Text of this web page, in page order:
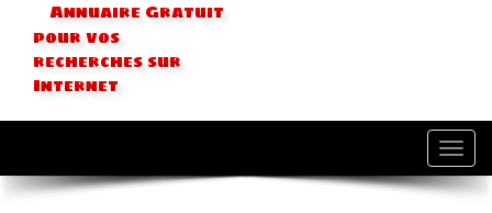
Annuaire Gratuit
pour vos
recherches sur
Internet